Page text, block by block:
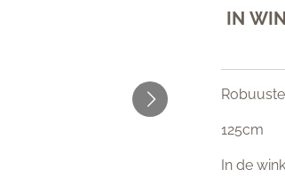
IN
125cm
In de